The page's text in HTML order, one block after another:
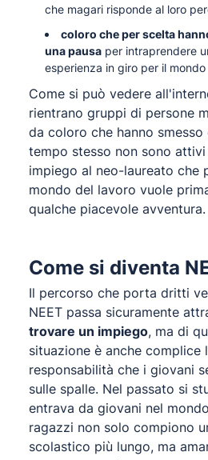
che magari risponde al loro
coloro che per scelta
una pausa per intraprendere
esperienza in giro per il mondo
Come si può vedere
rientrano gruppi di persone
da coloro che hanno
tempo stesso non sono
impiego al neo-laureato che
mondo del lavoro vuole
qualche piacevole avventura.
Come si diventa
Il percorso che porta dritti
NEET passa sicuramente
trovare un impiego, ma di
situazione è anche complice
responsabilità che i giovani
sulle spalle. Nel passato si
entrava da giovani nel
ragazzi non solo compiono
scolastico più lungo, ma